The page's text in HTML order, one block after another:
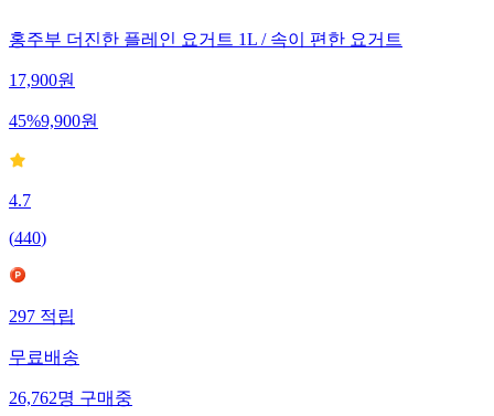
홍주부 더진한 플레인 요거트 1L / 속이 편한 요거트
17,900원
45%9,900원
4.7
(440)
297적립
무료배송
26,762명구매중